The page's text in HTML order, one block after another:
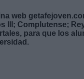
web
III; Complutense;
para que los